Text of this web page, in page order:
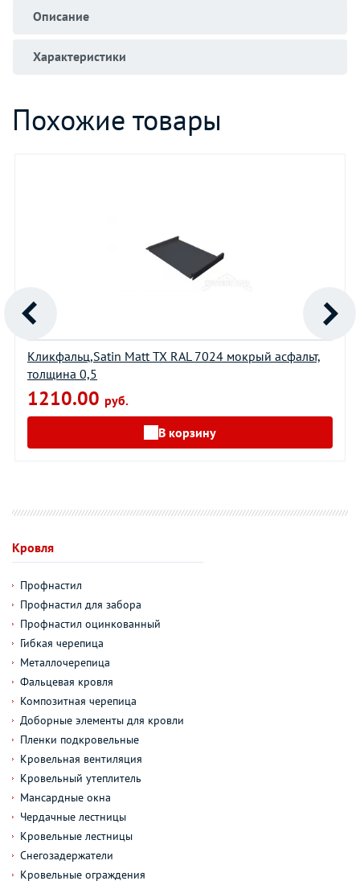
Описание
Характеристики
Похожие товары
Кликфальц,Satin Matt TX RAL 7024 мокрый асфальт,
толщина 0,5
1210.00 руб.
В корзину
Кровля
Профнастил
Профнастил для забора
Профнастил оцинкованный
Гибкая черепица
Металлочерепица
Фальцевая кровля
Композитная черепица
Доборные элементы для кровли
Пленки подкровельные
Кровельная вентиляция
Кровельный утеплитель
Мансардные окна
Чердачные лестницы
Кровельные лестницы
Снегозадержатели
Кровельные ограждения